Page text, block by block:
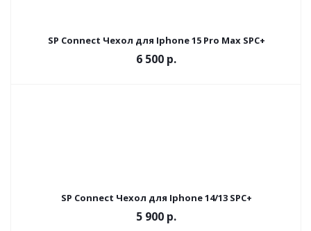
SP Connect Чехол для Iphone 15 Pro Max SPC+
6 500 р.
SP Connect Чехол для Iphone 14/13 SPC+
5 900 р.